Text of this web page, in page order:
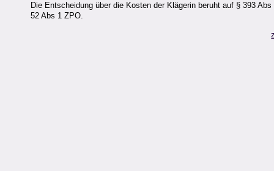
Die Entscheidung über die Kosten der Klägerin beruht auf § 393
52 Abs 1 ZPO.